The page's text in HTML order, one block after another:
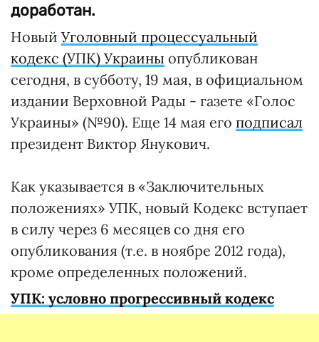
доработан.
Новый Уголовный процессуальный
кодекс (УПК) Украины опубликован
сегодня, в субботу, 19 мая, в официальном
издании Верховной Рады - газете «Голос
Украины» (№90). Еще 14 мая его подписал
президент Виктор Янукович.
Как указывается в «Заключительных
положениях» УПК, новый Кодекс вступает
в силу через 6 месяцев со дня его
опубликования (т.е. в ноябре 2012 года),
кроме определенных положений.
УПК: условно прогрессивный кодекс